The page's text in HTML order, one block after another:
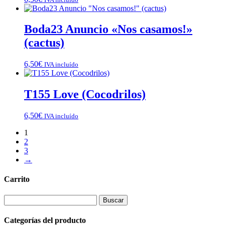
Boda23 Anuncio «Nos casamos!»
(cactus)
6,50€ IVA incluído
T155 Love (Cocodrilos)
6,50€ IVA incluído
1
2
3
→
Carrito
Categorías del producto